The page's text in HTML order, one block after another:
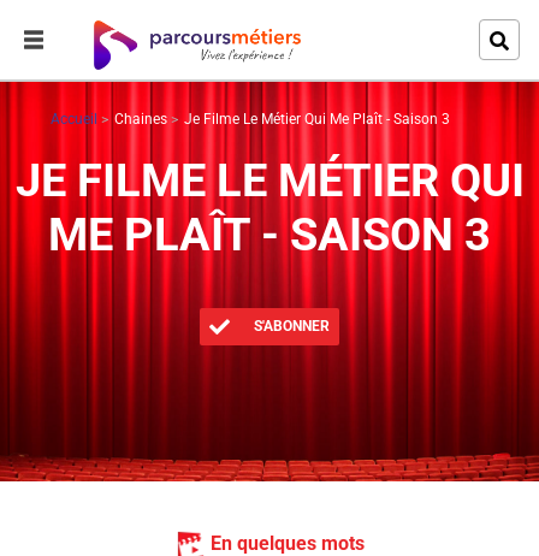
Accueil Chaines Je Filme Le Métier Qui Me Plaît - Saison 3
JE FILME LE MÉTIER QUI
ME PLAÎT - SAISON 3
S'ABONNER
En quelques mots